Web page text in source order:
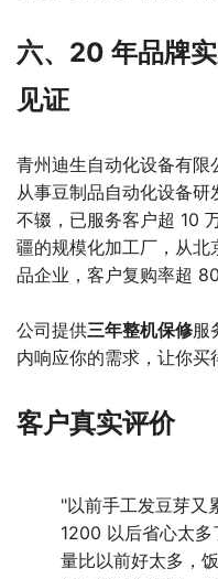
六、20 年品牌
见证
青州迪生自动化设备有
从事豆制品自动化设备
不辍，已服务客户超 10
疆的规模化加工厂，从北
品企业，客户复购率超
公司提供三年整机保修服
内响应你的需求，让你买
客户真实评价
"以前手工发豆芽又
1200 以后省心太
量比以前好太多，